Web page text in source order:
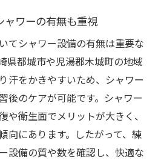
ャワーの有無も重視
てシャワー設備の有無は重要な
県都城市や児湯郡木城町の地域
汗をかきやすいため、シャワー
後のケアが可能です。シャワー
や衛生面でメリットが大きく、
向にあります。したがって、練
設備の質や数を確認し、快適な